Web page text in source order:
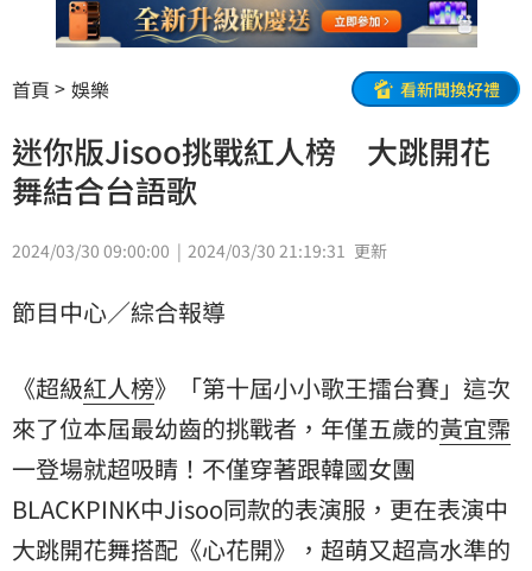
首頁 娛樂 看新聞換好禮
迷你版Jisoo挑戰紅人榜 大跳開花
舞結合台語歌
2024/03/30 09:00:00 2024/03/30 21:19:31 更新
節目中心／綜合報導
《超級紅人榜》「第十屆小小歌王擂台賽」這次
來了位本屆最幼齒的挑戰者，年僅五歲的黃宜霈
一登場就超吸睛！不僅穿著跟韓國女團
BLACKPINK中Jisoo同款的表演服，更在表演中
大跳開花舞搭配《心花開》，超萌又超高水準的